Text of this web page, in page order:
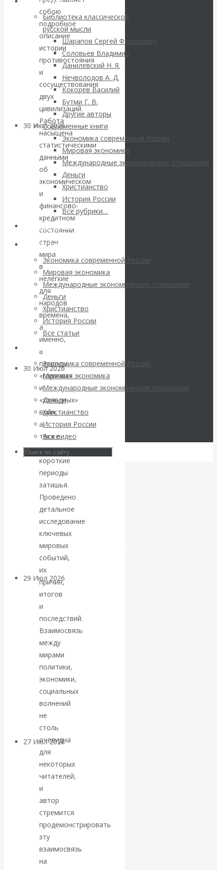
Библиотека классической
русской мысли
Шарапов Сергей Федорович
Соловьев Владимир
Данилевский Н. Я.
Нечволодов А. Д.
Кокорев Василий
Бутми Г. В.
Другие авторы
Современные книги
Экономика современной России
Мировая экономика
Международные экономические отношения
Деньги
Христианство
История России
Все рубрики…
Архив статей
Экономика современной России
Мировая экономика
Международные экономические отношения
Деньги
Христианство
История России
Все статьи
Архив Видео
Экономика современной России
Мировая экономика
Международные экономические отношения
Деньги
Христианство
История России
Все видео
ВАлентин
Катасонов.
Саммит НАТО в
Турции: Drang
nach Osten
30 Июл 2026Банки
Валентин
Катасонов. Кто
определяет
погоду на
финансовых
рынках?
Минфины хотят
быть главнее
Центробанков?
30 Июл 2026Цифровая
экономика
Валентин
Катасонов.
Искусственный
интеллект —
революционный
переход к
посткапитализму
29 Июл 2026
Валентин
Катасонов.
«Мировые
ростовщики»:
вчера и сегодня
27 Июл 2026Мировая
валютная система
Валентин
КАтасонов.
«МЕТОД
ОТМЫВАНИЯ
собою
подробное
описание
истории
противостояния
и
сосуществования
двух
цивилизаций.
Работа
насыщена
статистическими
данными
об
экономическом
и
финансово-
кредитном
состоянии
стран
мира
в
нелегкие
для
народов
времена,
а
именно,
в
периоды
«горячих»
и
«холодных»
войн,
а
также
в
короткие
периоды
затишья.
Проведено
детальное
исследование
ключевых
мировых
событий,
их
причин,
итогов
и
последствий.
Взаимосвязь
между
мирами
политики,
экономики,
социальных
волнений
не
столь
очевидна
для
некоторых
читателей,
и
автор
стремится
продемонстрировать
эту
взаимосвязь
на